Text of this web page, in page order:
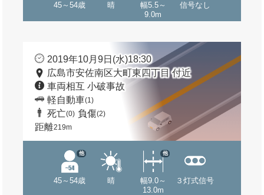
45～54歳 晴
幅5.5～
9.0m
信号なし
2019年10月9日(水)18:30
広島市安佐南区大町東四丁目 付近
車両相互 小破事故
軽自動車(1)
死亡(0) 負傷(2)
距離219m
45～54歳
他
晴
幅9.0～
13.0m
他
３灯式信号